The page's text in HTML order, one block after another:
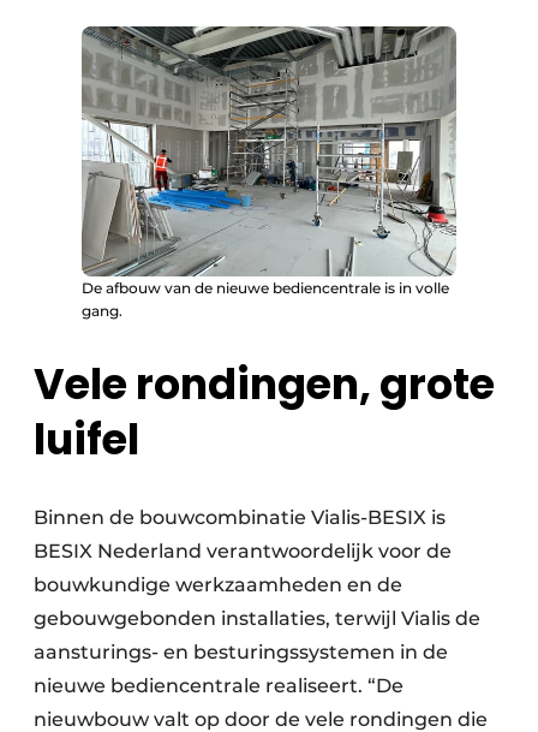
De afbouw van de nieuwe bediencentrale is in volle
gang.
Vele rondingen, grote
luifel
Binnen de bouwcombinatie Vialis-BESIX is
BESIX Nederland verantwoordelijk voor de
bouwkundige werkzaamheden en de
gebouwgebonden installaties, terwijl Vialis de
aansturings- en besturingssystemen in de
nieuwe bediencentrale realiseert. “De
nieuwbouw valt op door de vele rondingen die